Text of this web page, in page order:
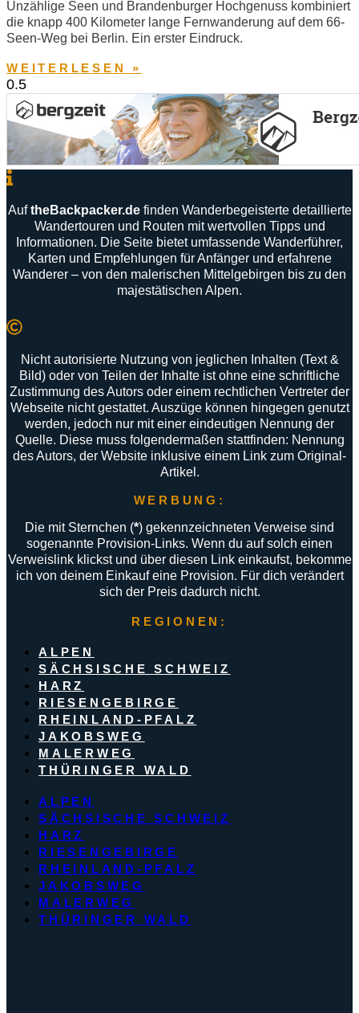
Unzählige Seen und Brandenburger Hochgenuss kombiniert
die knapp 400 Kilometer lange Fernwanderung auf dem 66-
Seen-Weg bei Berlin. Ein erster Eindruck.
WEITERLESEN »
Auf theBackpacker.de finden Wanderbegeisterte detaillierte
Wandertouren und Routen mit wertvollen Tipps und
Informationen. Die Seite bietet umfassende Wanderführer,
Karten und Empfehlungen für Anfänger und erfahrene
Wanderer – von den malerischen Mittelgebirgen bis zu den
majestätischen Alpen.
Nicht autorisierte Nutzung von jeglichen Inhalten (Text &
Bild) oder von Teilen der Inhalte ist ohne eine schriftliche
Zustimmung des Autors oder einem rechtlichen Vertreter der
Webseite nicht gestattet. Auszüge können hingegen genutzt
werden, jedoch nur mit einer eindeutigen Nennung der
Quelle. Diese muss folgendermaßen stattfinden: Nennung
des Autors, der Website inklusive einem Link zum Original-
Artikel.
WERBUNG:
Die mit Sternchen (*) gekennzeichneten Verweise sind
sogenannte Provision-Links. Wenn du auf solch einen
Verweislink klickst und über diesen Link einkaufst, bekomme
ich von deinem Einkauf eine Provision. Für dich verändert
sich der Preis dadurch nicht.
REGIONEN:
ALPEN
SÄCHSISCHE SCHWEIZ
HARZ
RIESENGEBIRGE
RHEINLAND-PFALZ
JAKOBSWEG
MALERWEG
THÜRINGER WALD
ALPEN
SÄCHSISCHE SCHWEIZ
HARZ
RIESENGEBIRGE
RHEINLAND-PFALZ
JAKOBSWEG
MALERWEG
THÜRINGER WALD